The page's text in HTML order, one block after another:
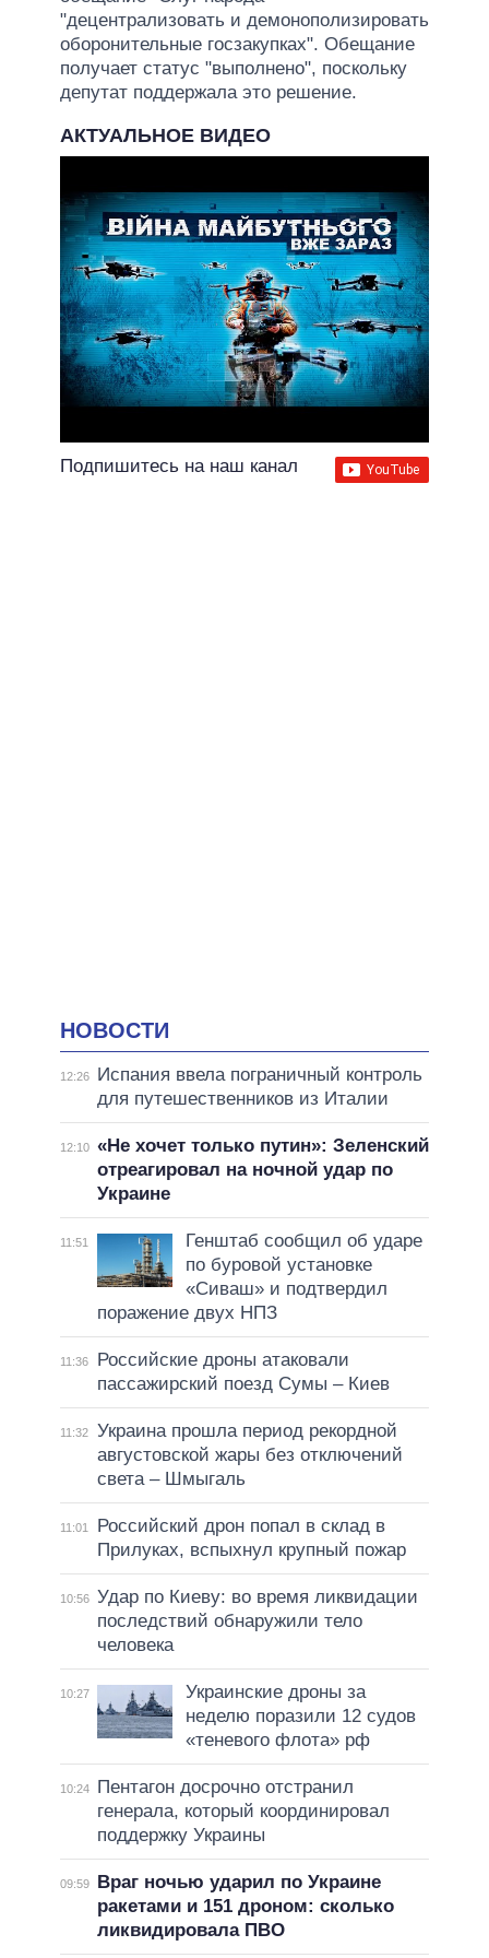
"децентрализовать и демонополизировать
оборонительные госзакупках". Обещание
получает статус "выполнено", поскольку
депутат поддержала это решение.
АКТУАЛЬНОЕ ВИДЕО
Подпишитесь на наш канал
НОВОСТИ
12:26
Испания ввела пограничный контроль
для путешественников из Италии
12:10 «Не хочет только путин»: Зеленский
отреагировал на ночной удар по
Украине
11:51
Генштаб сообщил об ударе
по буровой установке
«Сиваш» и подтвердил
поражение двух НПЗ
11:36
Российские дроны атаковали
пассажирский поезд Сумы – Киев
11:32
Украина прошла период рекордной
августовской жары без отключений
света – Шмыгаль
11:01
Российский дрон попал в склад в
Прилуках, вспыхнул крупный пожар
10:56 Удар по Киеву: во время ликвидации
последствий обнаружили тело
человека
10:27
Украинские дроны за
неделю поразили 12 судов
«теневого флота» рф
10:24
Пентагон досрочно отстранил
генерала, который координировал
поддержку Украины
09:59
Враг ночью ударил по Украине
ракетами и 151 дроном: сколько
ликвидировала ПВО